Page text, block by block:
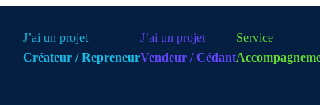
J’ai un projet
Créateur / Repreneur
J’ai un projet
Vendeur / Cédant
Service